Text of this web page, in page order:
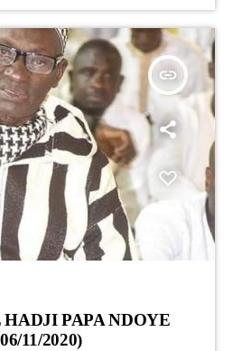
insert_link
PAPA NDOYE
11/2020)